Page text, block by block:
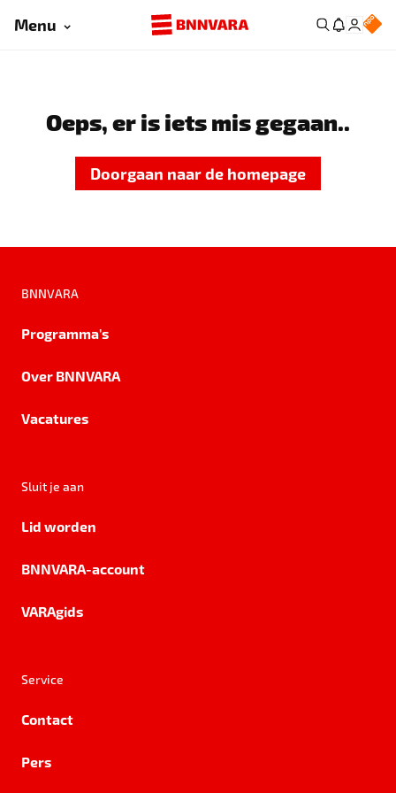
Menu
Oeps, er is iets mis gegaan..
Doorgaan naar de homepage
BNNVARA
Programma's
Over BNNVARA
Vacatures
Sluit je aan
Lid worden
BNNVARA-account
VARAgids
Service
Contact
Pers